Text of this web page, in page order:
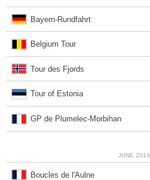
Bayern-Rundfahrt
Belgium Tour
Tour des Fjords
Tour of Estonia
GP de Plumelec-Morbihan
JUNE 2014
Boucles de l'Aulne